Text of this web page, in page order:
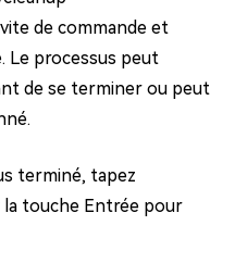
de commande et
Le processus peut
de se terminer ou peut
terminé, tapez
la touche Entrée pour